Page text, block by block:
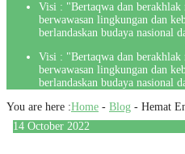
Visi : "Bertaqwa dan
berwawasan lingkungan dan
berlandaskan budaya nasional
Visi : "Bertaqwa dan
berwawasan lingkungan dan
berlandaskan budaya nasional
You are here :Home - Blog - Hemat
14 October 2022